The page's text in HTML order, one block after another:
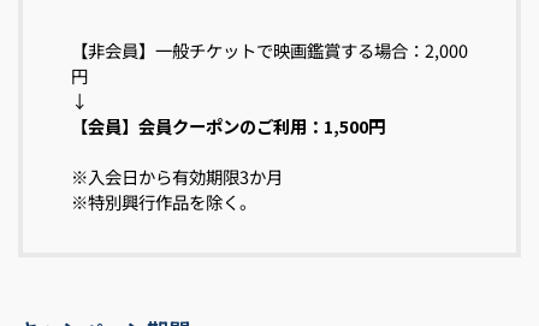
【非会員】一般チケットで映画鑑賞する場合：2,000
円
↓
【会員】会員クーポンのご利用：1,500円
※入会日から有効期限3か月
※特別興行作品を除く。